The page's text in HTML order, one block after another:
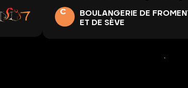
C
BOULANGERIE DE
ET DE SÈVE